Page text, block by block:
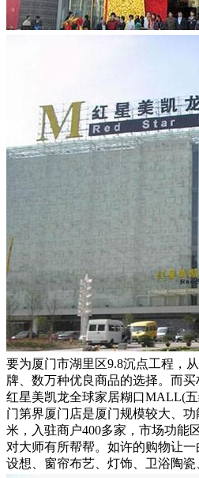
要为厦门市湖里区9.8沉点工程，
牌、数万种优良商品的选择。而
红星美凯龙全球家居糊口MALL(
门第界厦门店是厦门规模较大、
米，入驻商户400多家，市场功能
对大师有所帮帮。如许的购物让
设想、窗帘布艺、灯饰、卫浴陶